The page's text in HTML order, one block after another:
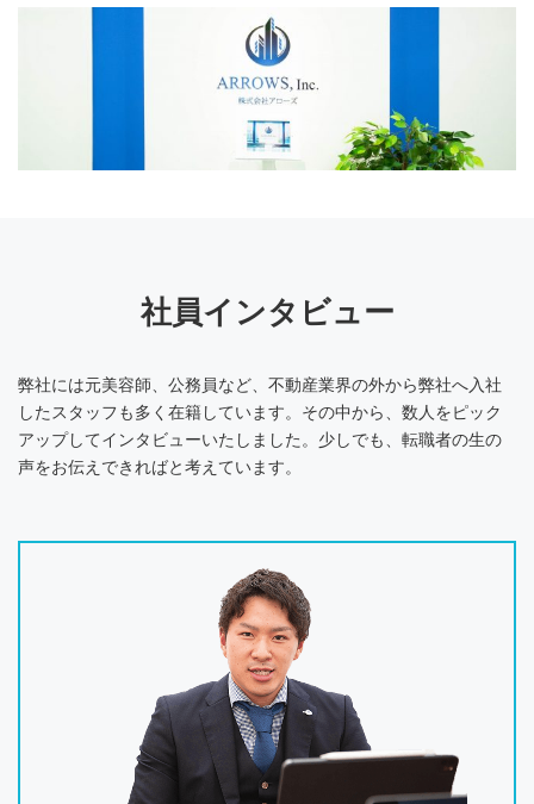
社員インタビュー
弊社には元美容師、公務員など、不動産業界の外から弊社へ入社
したスタッフも多く在籍しています。その中から、数人をピック
アップしてインタビューいたしました。少しでも、転職者の生の
声をお伝えできればと考えています。